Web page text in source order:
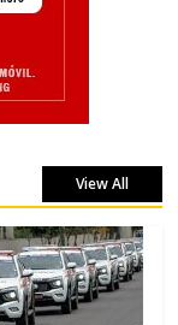
View All